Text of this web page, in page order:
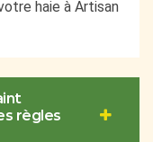
haie à Artisan
règles